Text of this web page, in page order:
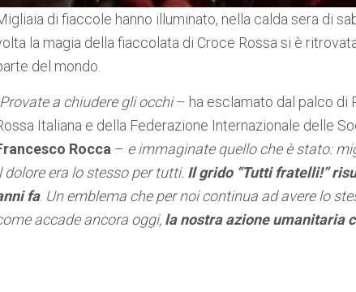
di fiaccole hanno illuminato, nella calda sera di
la magia della fiaccolata di Croce Rossa si è
del mondo.
Provate a chiudere gli occhi– ha esclamato dal palco di
Italiana e della Federazione Internazionale delle
Rocca – e immaginate quello che è stato:
dolore era lo stesso per tutti. Il grido “Tutti fratelli!”
fa. Un emblema che per noi continua ad avere lo
accade ancora oggi, la nostra azione umanitaria